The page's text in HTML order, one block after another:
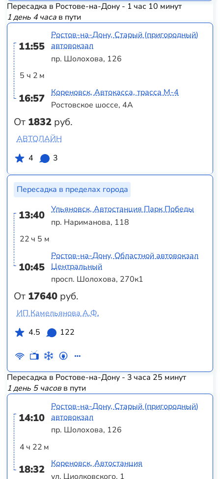
Пересадка в Ростове-на-Дону - 1 час 10 минут
1 день 4 часав пути
11:55
5 ч 2 м
16:57
От 1832 руб.
Ростов-на-Дону, Старый (пригородный)
автовокзал
пр. Шолохова, 126
Кореновск, Автокасса, трасса М-4
Ростовское шоссе, 4А
АВТОЛАЙН
4
3
Пересадка в пределах города
13:40
22 ч 5 м
10:45
От 17640 руб.
Ульяновск, Автостанция Парк Победы
пр. Нариманова, 118
Ростов-на-Дону, Областной автовокзал
Центральный
просп. Шолохова, 270к1
ИП Камельянова А.Ф.
4.5
122
Пересадка в Ростове-на-Дону - 3 часа 25 минут
1 день 5 часовв пути
14:10
4 ч 22 м
18:32
Ростов-на-Дону, Старый (пригородный)
автовокзал
пр. Шолохова, 126
Кореновск, Автостанция
ул. Циолковского, 1